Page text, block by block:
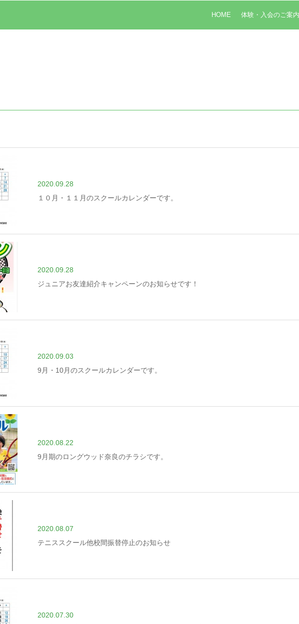
HOME 体験・入会のご案内
2020.09.28
１０月・１１月のスクールカレンダーです。
2020.09.28
ジュニアお友達紹介キャンペーンのお知らせです！
2020.09.03
9月・10月のスクールカレンダーです。
2020.08.22
9月期のロングウッド奈良のチラシです。
2020.08.07
テニススクール他校間振替停止のお知らせ
2020.07.30